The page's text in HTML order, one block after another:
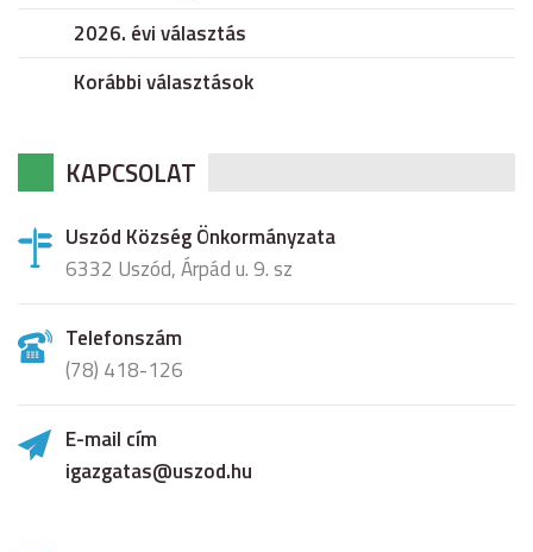
2026. évi választás
Korábbi választások
KAPCSOLAT
Uszód Község Önkormányzata
6332 Uszód, Árpád u. 9. sz
Telefonszám
(78) 418-126
E-mail cím
igazgatas@uszod.hu